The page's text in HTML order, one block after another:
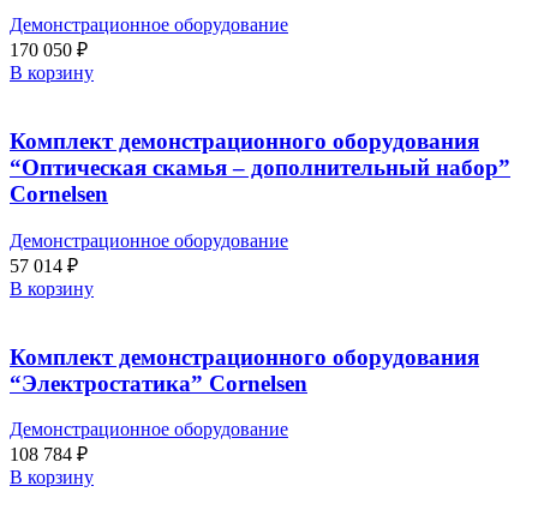
Демонстрационное оборудование
170 050 ₽
В корзину
Комплект демонстрационного оборудования
“Оптическая скамья – дополнительный набор”
Cornelsen
Демонстрационное оборудование
57 014 ₽
В корзину
Комплект демонстрационного оборудования
“Электростатика” Cornelsen
Демонстрационное оборудование
108 784 ₽
В корзину